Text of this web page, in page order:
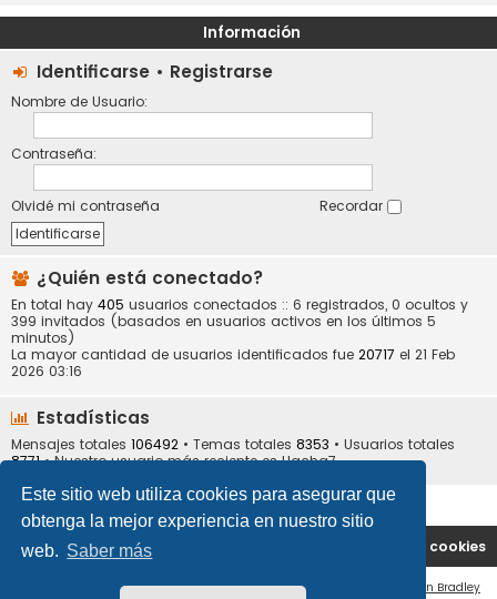
Este sitio web utiliza cookies para asegurar que
obtenga la mejor experiencia en nuestro sitio
web. Saber más
Información
Identificarse • Registrarse
Nombre de Usuario:
Contraseña:
Olvidé mi contraseña Recordar
¿Quién está conectado?
En total hay 405 usuarios conectados :: 6 registrados, 0 ocultos y
399 invitados (basados en usuarios activos en los últimos 5
minutos)
La mayor cantidad de usuarios identificados fue 20717 el 21 Feb
2026 03:16
Estadísticas
Mensajes totales 106492 • Temas totales 8353 • Usuarios totales
8771• Nuestro usuario más reciente esHacha7
Portal Índice general Borrar cookies
Ian Bradley